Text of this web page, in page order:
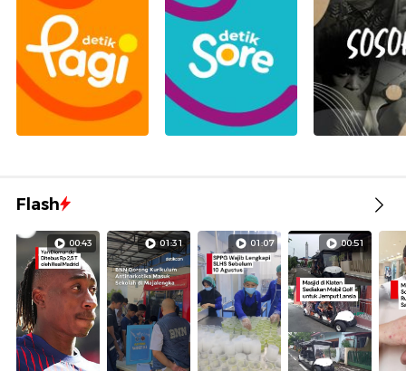
Flash
00:43 01:31 01:07 00:51